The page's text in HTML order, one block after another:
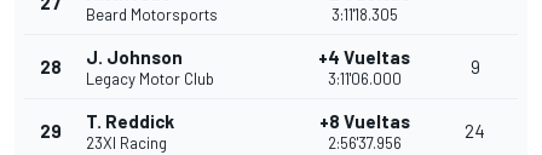
Beard Motorsports 3:11'18.305
28 J. Johnson
Legacy Motor Club
+4 Vueltas
3:11'06.000
9
29 T. Reddick
23XI Racing
+8 Vueltas
2:56'37.956
24